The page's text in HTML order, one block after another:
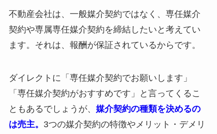
不動産会社は、一般媒介契約ではなく、専任媒介
契約や専属専任媒介契約を締結したいと考えてい
ます。それは、報酬が保証されているからです。
ダイレクトに「専任媒介契約でお願いします」
「専任媒介契約がおすすめです」と言ってくるこ
ともあるでしょうが、 媒介契約の種類を決めるの
は売主。 3つの媒介契約の特徴やメリット・デメリ